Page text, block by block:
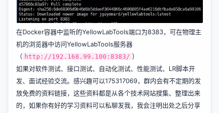
在Docker容器中监听的YellowLabTools端口为8383，可在物理主
机的浏览器中访问YellowLabTools服务器
（ http://192.168.99.100:8383/ ）
如果对软件测试、接口测试、自动化测试、性能测试、LR脚本开
发、面试经验交流。感兴趣可以175317069，群内会有不定期的发
放免费的资料链接，这些资料都是从各个技术网站搜集、整理出来
的，如果你有好的学习资料可以私聊发我，我会注明出处之后分享